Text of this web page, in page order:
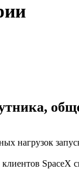
нагрузок
SpaceX